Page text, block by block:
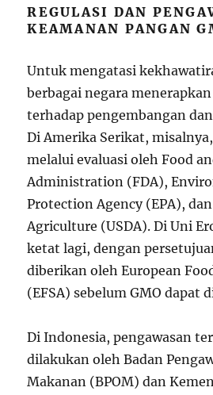
REGULASI DAN
KEAMANAN PANGAN
Untuk mengatasi
berbagai negara
terhadap pengembangan
Di Amerika Serikat,
melalui evaluasi oleh Food
Administration (FDA),
Protection Agency (EPA),
Agriculture (USDA). Di Uni
ketat lagi, dengan
diberikan oleh European
(EFSA) sebelum GMO dapat
Di Indonesia, pengawasan
dilakukan oleh Badan
Makanan (BPOM) dan